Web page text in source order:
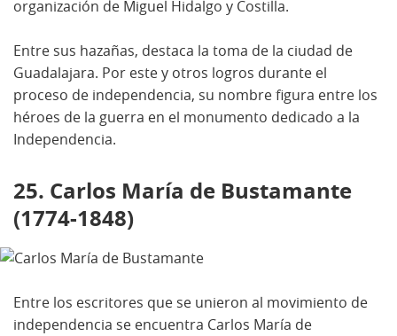
organización de Miguel Hidalgo y Costilla.
Entre sus hazañas, destaca la toma de la ciudad de
Guadalajara. Por este y otros logros durante el
proceso de independencia, su nombre figura entre los
héroes de la guerra en el monumento dedicado a la
Independencia.
25. Carlos María de Bustamante
(1774-1848)
Entre los escritores que se unieron al movimiento de
independencia se encuentra Carlos María de